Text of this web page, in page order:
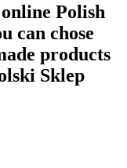
Polish
can chose
products
Sklep